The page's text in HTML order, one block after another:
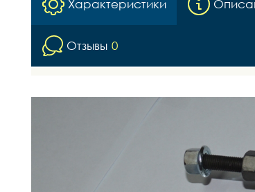
Характеристики
Отзывы 0